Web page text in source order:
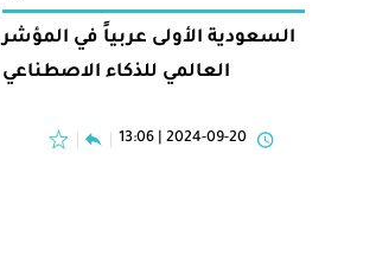
السعودية الأولى عربياً في المؤشر
العالمي للذكاء الاصطناعي
2024-09-20 | 13:06